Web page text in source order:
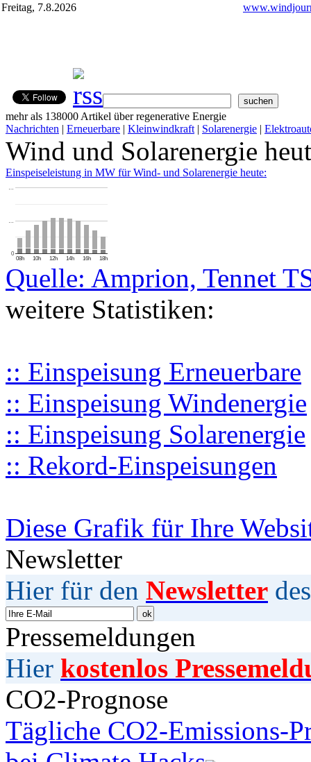
Freitag, 7.8.2026
mehr als 138000 Artikel über regenerative Energie
Nachrichten | Erneuerbare | Kleinwindkraft | Solarenergie |
Wind und Solarenergie
Einspeiseleistung in MW für Wind- und Solarenergie heute:
08h 10h 12h 14h 16h 18h
0
…
…
Quelle: Amprion, Tennet
weitere Statistiken:
:: Einspeisung Erneuerbare
:: Einspeisung Windenergie
:: Einspeisung Solarenergie
:: Rekord-Einspeisungen
Diese Grafik für Ihre
Newsletter
Hier für den Newsletter
Pressemeldungen
Hier kostenlos
CO2-Prognose
Tägliche CO2-Emissions-